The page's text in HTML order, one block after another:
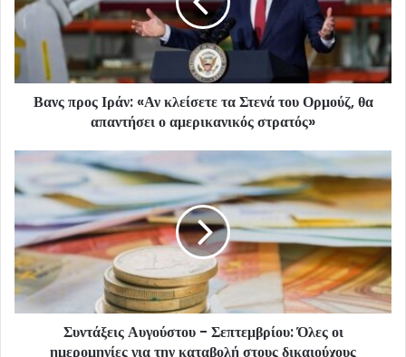
Βανς προς Ιράν: «Αν κλείσετε τα Στενά του Ορμούζ, θα
απαντήσει ο αμερικανικός στρατός»
Συντάξεις Αυγούστου - Σεπτεμβρίου: Όλες οι
ημερομηνίες για την καταβολή στους δικαιούχους